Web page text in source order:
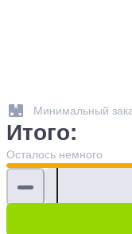
Минимальный
Итого:
Осталось немного